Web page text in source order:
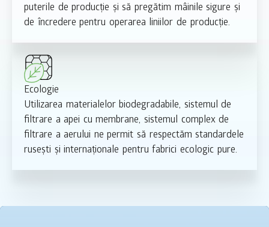
puterile de producție și să pregătim mâinile sigure și
de încredere pentru operarea liniilor de producție.
Ecologie
Utilizarea materialelor biodegradabile, sistemul de
filtrare a apei cu membrane, sistemul complex de
filtrare a aerului ne permit să respectăm standardele
rusești și internaționale pentru fabrici ecologic pure.